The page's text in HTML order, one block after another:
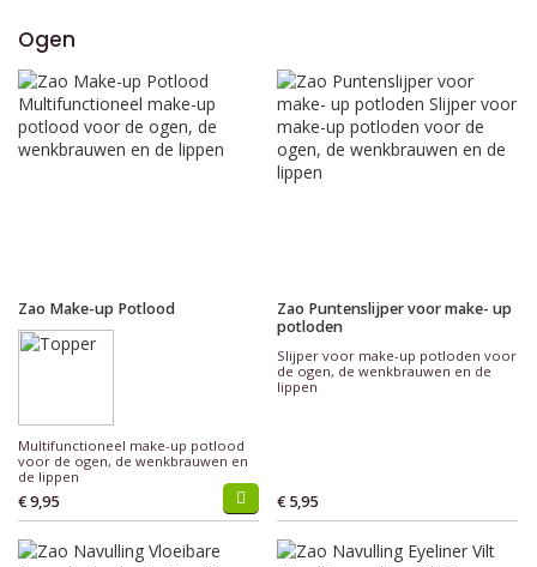
Ogen
Zao Make-up Potlood
Multifunctioneel make-up potlood
voor de ogen, de wenkbrauwen en
de lippen
€ 9,95
Zao Puntenslijper voor make- up
potloden
Slijper voor make-up potloden voor
de ogen, de wenkbrauwen en de
lippen
€ 5,95